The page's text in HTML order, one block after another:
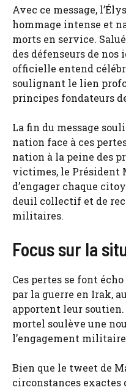
Avec ce message,
hommage intense et
morts en service.
des défenseurs de
officielle entend
soulignant le lien
principes fondateurs
La fin du message
nation face à ces
nation à la peine des
victimes, le Président
d’engager chaque
deuil collectif et de
militaires.
Focus sur la
Ces pertes se font
par la guerre en Irak,
apportent leur
mortel soulève une
l’engagement
Bien que le tweet de
circonstances exactes